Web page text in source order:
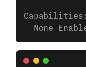
Capabilities:
None